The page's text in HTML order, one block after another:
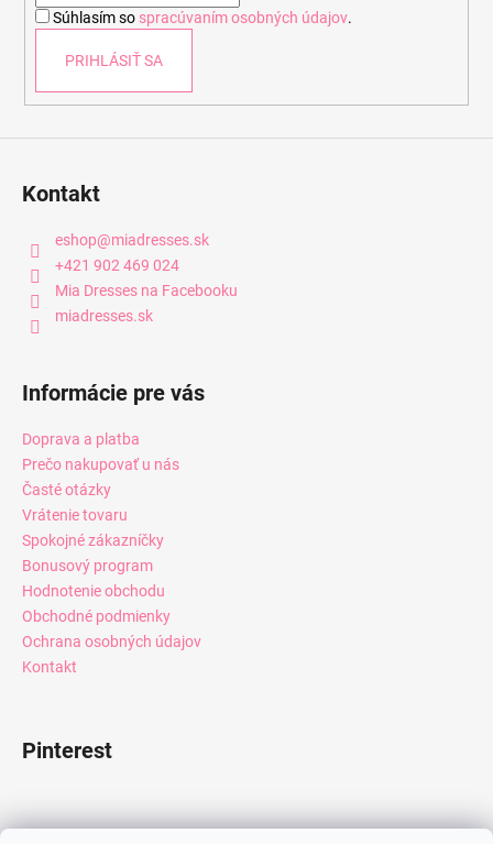
Súhlasím so spracúvaním osobných údajov.
PRIHLÁSIŤ SA
Kontakt
eshop@miadresses.sk
+421 902 469 024
Mia Dresses na Facebooku
miadresses.sk
Informácie pre vás
Doprava a platba
Prečo nakupovať u nás
Časté otázky
Vrátenie tovaru
Spokojné zákazníčky
Bonusový program
Hodnotenie obchodu
Obchodné podmienky
Ochrana osobných údajov
Kontakt
Pinterest